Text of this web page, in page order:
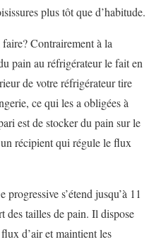
plus tôt que d’habitude.
Contrairement à la
pain au réfrigérateur le fait en
de votre réfrigérateur tire
ce qui les a obligées à
est de stocker du pain sur le
récipient qui régule le flux
progressive s’étend jusqu’à 11
des tailles de pain. Il dispose
d’air et maintient les